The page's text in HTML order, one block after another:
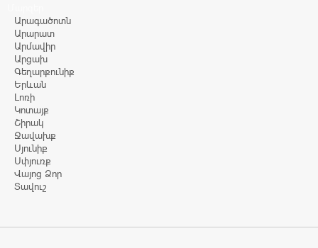
Արագածոտն
Արարատ
Արմավիր
Արցախ
Գեղարքունիք
Երևան
Լոռի
Կոտայք
Շիրակ
Ջավախք
Սյունիք
Սփյուռք
Վայոց Ձոր
Տավուշ